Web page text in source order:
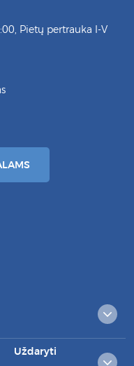
Uždaryti
Pietų pertrauka I-V